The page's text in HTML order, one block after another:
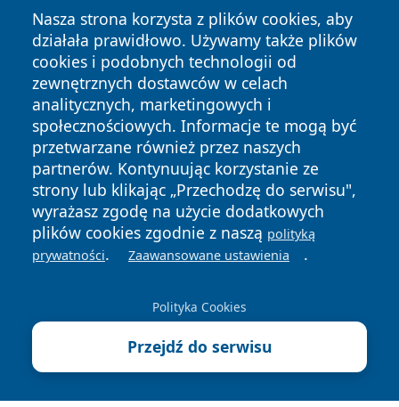
Nasza strona korzysta z plików cookies, aby
działała prawidłowo. Używamy także plików
cookies i podobnych technologii od
zewnętrznych dostawców w celach
analitycznych, marketingowych i
społecznościowych. Informacje te mogą być
przetwarzane również przez naszych
partnerów. Kontynuując korzystanie ze
strony lub klikając „Przechodzę do serwisu",
wyrażasz zgodę na użycie dodatkowych
plików cookies zgodnie z naszą polityką
prywatności. Zaawansowane ustawienia .
Polityka Cookies
Przejdź do serwisu
Copyright © 2026 piekaryonline.pl Wszystkie prawa
zastrzeżone.
News Autorzy
Polityka
Prywatności
Polityka
Cookies